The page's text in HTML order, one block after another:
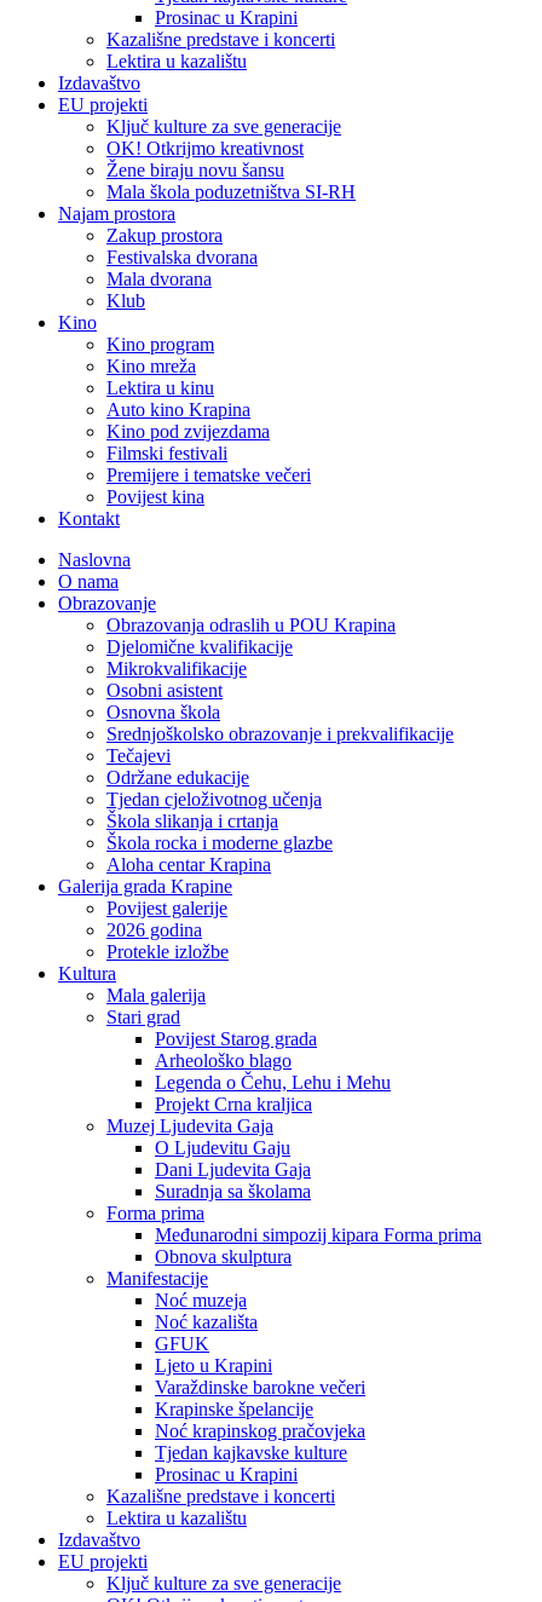
Prosinac u Krapini
Kazališne predstave i koncerti
Lektira u kazalištu
Izdavaštvo
EU projekti
Ključ kulture za sve generacije
OK! Otkrijmo kreativnost
Žene biraju novu šansu
Mala škola poduzetništva SI-RH
Najam prostora
Zakup prostora
Festivalska dvorana
Mala dvorana
Klub
Kino
Kino program
Kino mreža
Lektira u kinu
Auto kino Krapina
Kino pod zvijezdama
Filmski festivali
Premijere i tematske večeri
Povijest kina
Kontakt
Naslovna
O nama
Obrazovanje
Obrazovanja odraslih u POU Krapina
Djelomične kvalifikacije
Mikrokvalifikacije
Osobni asistent
Osnovna škola
Srednjoškolsko obrazovanje i prekvalifikacije
Tečajevi
Održane edukacije
Tjedan cjeloživotnog učenja
Škola slikanja i crtanja
Škola rocka i moderne glazbe
Aloha centar Krapina
Galerija grada Krapine
Povijest galerije
2026 godina
Protekle izložbe
Kultura
Mala galerija
Stari grad
Povijest Starog grada
Arheološko blago
Legenda o Čehu, Lehu i Mehu
Projekt Crna kraljica
Muzej Ljudevita Gaja
O Ljudevitu Gaju
Dani Ljudevita Gaja
Suradnja sa školama
Forma prima
Međunarodni simpozij kipara Forma prima
Obnova skulptura
Manifestacije
Noć muzeja
Noć kazališta
GFUK
Ljeto u Krapini
Varaždinske barokne večeri
Krapinske špelancije
Noć krapinskog pračovjeka
Tjedan kajkavske kulture
Prosinac u Krapini
Kazališne predstave i koncerti
Lektira u kazalištu
Izdavaštvo
EU projekti
Ključ kulture za sve generacije